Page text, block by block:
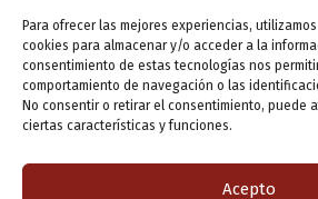
Para ofrecer las mejores experiencias,
cookies para almacenar y/o acceder a la
consentimiento de estas tecnologías nos
comportamiento de navegación o las
No consentir o retirar el consentimiento, puede
ciertas características y funciones.
Acepto
Ver el
«¡Relatista, a tus relatos!» Especial ‘Día